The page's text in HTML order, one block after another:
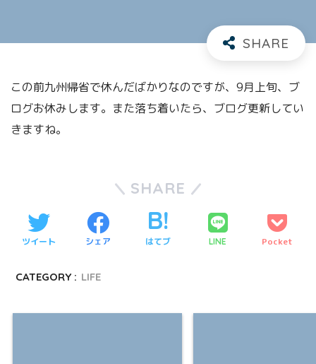
この前九州帰省で休んだばかりなのですが、9月上旬、ブ
ログお休みします。また落ち着いたら、ブログ更新してい
きますね。
SHARE
ツイート シェア はてブ LINE Pocket
CATEGORY : LIFE